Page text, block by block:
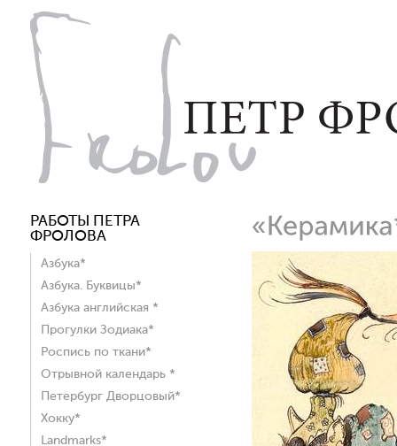
РАБОТЫ ПЕТРА
ФРОЛОВА
Азбука*
Азбука. Буквицы*
Азбука английская *
Прогулки Зодиака*
Роспись по ткани*
Отрывной календарь *
Петербург Дворцовый*
Хокку*
Landmarks*